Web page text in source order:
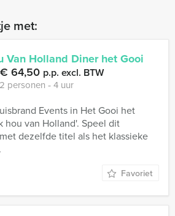
met:
Van Holland Diner het Gooi
64,50 p.p. excl. BTW
personen ‐ 4 uur
Events in Het Gooi het
hou van Holland'. Speel dit
dezelfde titel als het klassieke
Favoriet